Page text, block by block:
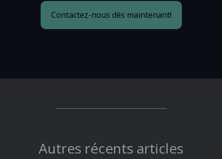
Contactez-nous dès maintenant!
Autres récents articles